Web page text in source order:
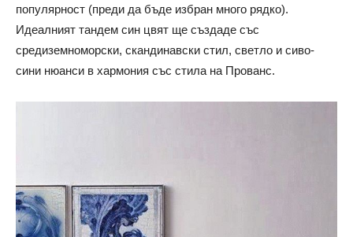
популярност (преди да бъде избран много рядко).
Идеалният тандем син цвят ще създаде със
средиземноморски, скандинавски стил, светло и сиво-
сини нюанси в хармония със стила на Прованс.